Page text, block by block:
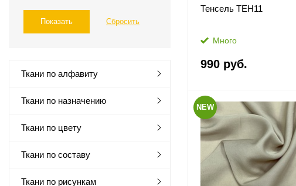
Ткани по алфавиту
Ткани по назначению
Ткани по цвету
Ткани по составу
Ткани по рисункам
Тенсель ТЕН11
Много
990 руб.
NEW